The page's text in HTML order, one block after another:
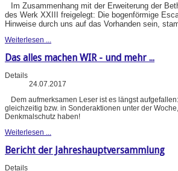
Im Zusammenhang mit der Erweiterung der
des Werk XXIII freigelegt: Die bogenförmige
Hinweise durch uns auf das Vorhanden sein,
Weiterlesen ...
Das alles machen WIR - und mehr ...
Details
24.07.2017
Dem aufmerksamen Leser ist es längst
gleichzeitig bzw. in Sonderaktionen unter der
Denkmalschutz haben!
Weiterlesen ...
Bericht der Jahreshauptversammlung
Details